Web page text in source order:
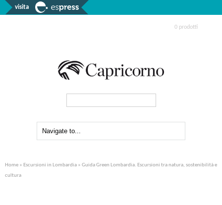
visita
0 prodotti
Home » Escursioni in Lombardia » Guida Green Lombardia. Escursioni tra natura, sostenibilità e
cultura